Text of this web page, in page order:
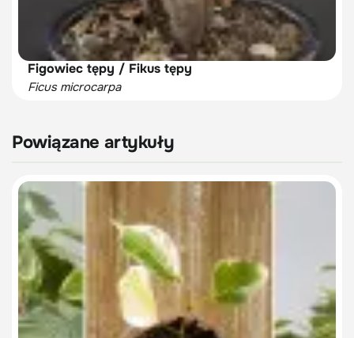
Figowiec tępy / Fikus tępy
Ficus microcarpa
Powiązane artykuły